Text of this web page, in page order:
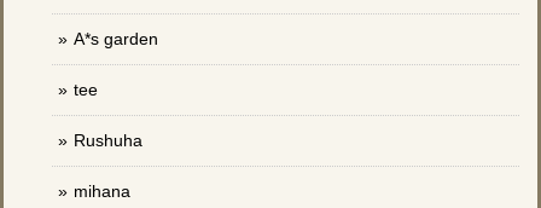
A*s garden
tee
Rushuha
mihana